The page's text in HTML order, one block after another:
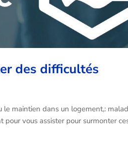
des difficultés
maintien dans un logement,:
vous assister pour surmonter